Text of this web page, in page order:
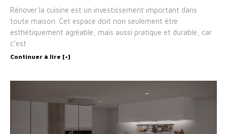
Rénover la cuisine est un investissement important dans
toute maison. Cet espace doit non seulement être
esthétiquement agréable, mais aussi pratique et durable, car
c’est
Continuer à lire [+]